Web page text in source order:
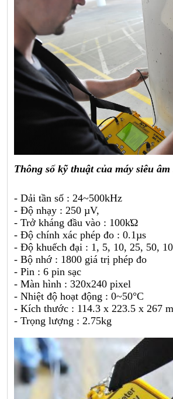
Thông số kỹ thuật của máy siêu âm
- Dải tần số : 24~500kHz
- Độ nhạy : 250 µV,
- Trở kháng đầu vào : 100kΏ
- Độ chính xác phép đo : 0.1µs
- Độ khuếch đại : 1, 5, 10, 25, 50,
- Bộ nhớ : 1800 giá trị phép đo
- Pin : 6 pin sạc
- Màn hình : 320x240 pixel
- Nhiệt độ hoạt động : 0~50°C
- Kích thước : 114.3 x 223.5 x 267
- Trọng lượng : 2.75kg